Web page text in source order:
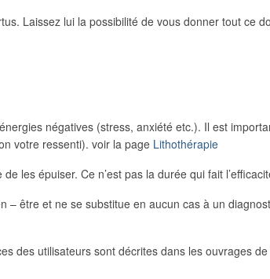
Laissez lui la possibilité de vous donner tout ce
négatives (stress, anxiété etc.). Il est
votre ressenti). voir la page Lithothérapie
les épuiser. Ce n’est pas la durée qui fait
– être et ne se substitue en aucun cas à un
des utilisateurs sont décrites dans les ouvrages